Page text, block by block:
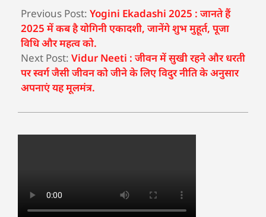
Previous Post: Yogini Ekadashi 2025 : जानते हैं
2025 में कब है योगिनी एकादशी, जानेंगे शुभ मुहूर्त, पूजा
विधि और महत्व को.
Next Post: Vidur Neeti : जीवन में सुखी रहने और धरती
पर स्वर्ग जैसी जीवन को जीने के लिए विदुर नीति के अनुसार
अपनाएं यह मूलमंत्र.